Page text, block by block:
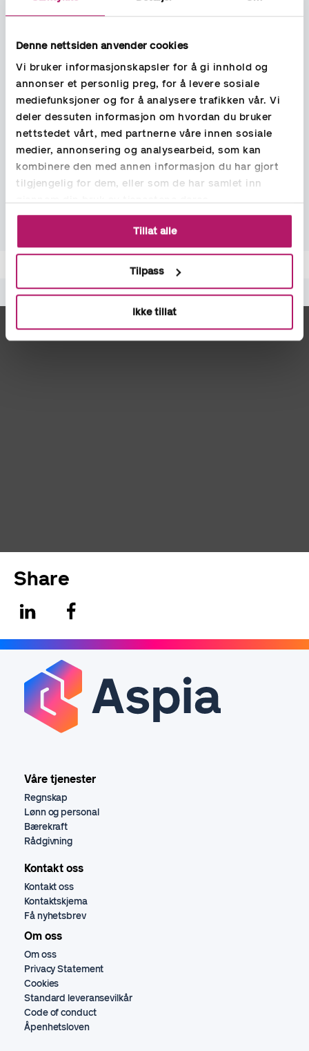
Denne nettsiden anvender cookies
Vi bruker informasjonskapsler for å gi innhold og
annonser et personlig preg, for å levere sosiale
mediefunksjoner og for å analysere trafikken vår. Vi
deler dessuten informasjon om hvordan du bruker
nettstedet vårt, med partnerne våre innen sosiale
medier, annonsering og analysearbeid, som kan
kombinere den med annen informasjon du har gjort
tilgjengelig for dem, eller som de har samlet inn
gjennom din bruk av tjenestene deres.
Tillat alle
Tilpass
Ikke tillat
– alt tilpasset din bedrifts lokale behov.
Hos Aspia Stokmarknes får du tilgang til moderne teknologi
og beste praksis i bransjen. Vi tilbyr effektive og digitale
løsninger som gir deg full kontroll og innsikt i økonomien.
Vi er opptatt av å bygge langvarige relasjoner med våre
kunder i Stokmarknes og omegn, og er alltid tilgjengelige for
spørsmål og rådgivning.
Share
Våre tjenester
Regnskap
Lønn og personal
Bærekraft
Rådgivning
Kontakt oss
Kontakt oss
Kontaktskjema
Få nyhetsbrev
Om oss
Om oss
Privacy Statement
Cookies
Standard leveransevilkår
Code of conduct
Åpenhetsloven